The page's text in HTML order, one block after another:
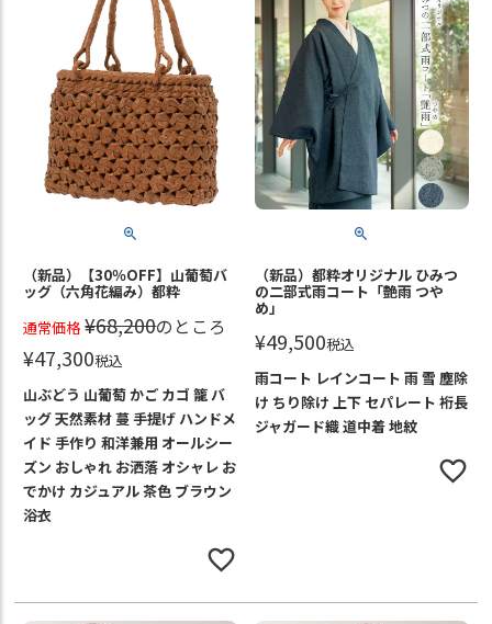
（新品）【30％OFF】山葡萄バ
ッグ（六角花編み）都粋
通常価格 ¥68,200のところ
¥47,300税込
山ぶどう 山葡萄 かご カゴ 籠 バ
ッグ 天然素材 蔓 手提げ ハンドメ
イド 手作り 和洋兼用 オールシー
ズン おしゃれ お洒落 オシャレ お
でかけ カジュアル 茶色 ブラウン
浴衣
（新品）都粋オリジナル ひみつ
の二部式雨コート「艶雨 つや
め」
¥49,500税込
雨コート レインコート 雨 雪 塵除
け ちり除け 上下 セパレート 裄長
ジャガード織 道中着 地紋